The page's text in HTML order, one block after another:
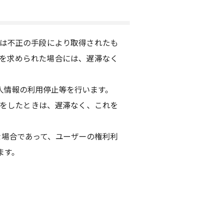
不正の手段により取得されたも
求められた場合には、遅滞なく
報の利用停止等を行います。
したときは、遅滞なく、これを
合であって、ユーザーの権利利
。